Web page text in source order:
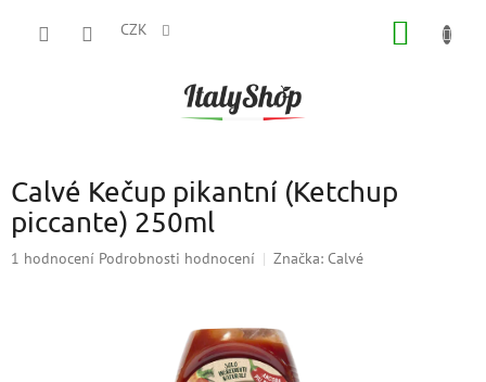
CZK
Calvé Kečup pikantní (Ketchup
piccante) 250ml
Průměrné
1 hodnocení Podrobnosti hodnocení Značka: Calvé